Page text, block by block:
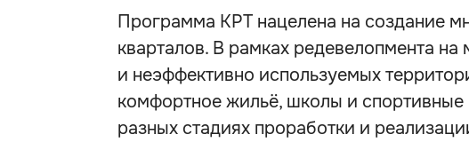
Программа КРТ нацелена на создание
кварталов. В рамках редевелопмента
и неэффективно используемых
комфортное жильё, школы и спортивные
разных стадиях проработки и